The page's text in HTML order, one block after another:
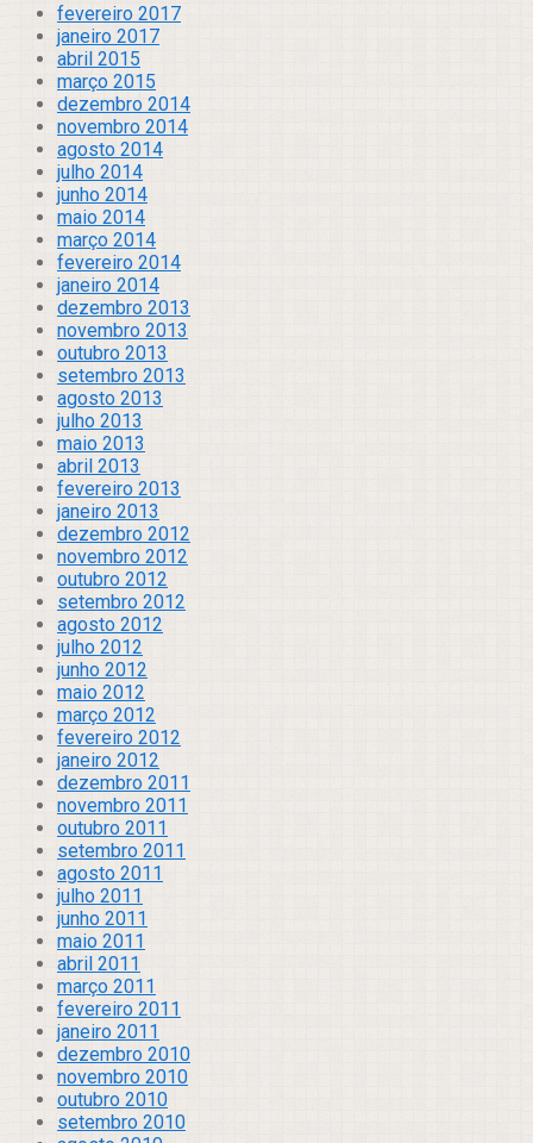
fevereiro 2017
janeiro 2017
abril 2015
março 2015
dezembro 2014
novembro 2014
agosto 2014
julho 2014
junho 2014
maio 2014
março 2014
fevereiro 2014
janeiro 2014
dezembro 2013
novembro 2013
outubro 2013
setembro 2013
agosto 2013
julho 2013
maio 2013
abril 2013
fevereiro 2013
janeiro 2013
dezembro 2012
novembro 2012
outubro 2012
setembro 2012
agosto 2012
julho 2012
junho 2012
maio 2012
março 2012
fevereiro 2012
janeiro 2012
dezembro 2011
novembro 2011
outubro 2011
setembro 2011
agosto 2011
julho 2011
junho 2011
maio 2011
abril 2011
março 2011
fevereiro 2011
janeiro 2011
dezembro 2010
novembro 2010
outubro 2010
setembro 2010